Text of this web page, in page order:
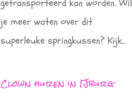
je meer waten over dit
superleuke springkussen? Kijk...
Clown huren in IJburg